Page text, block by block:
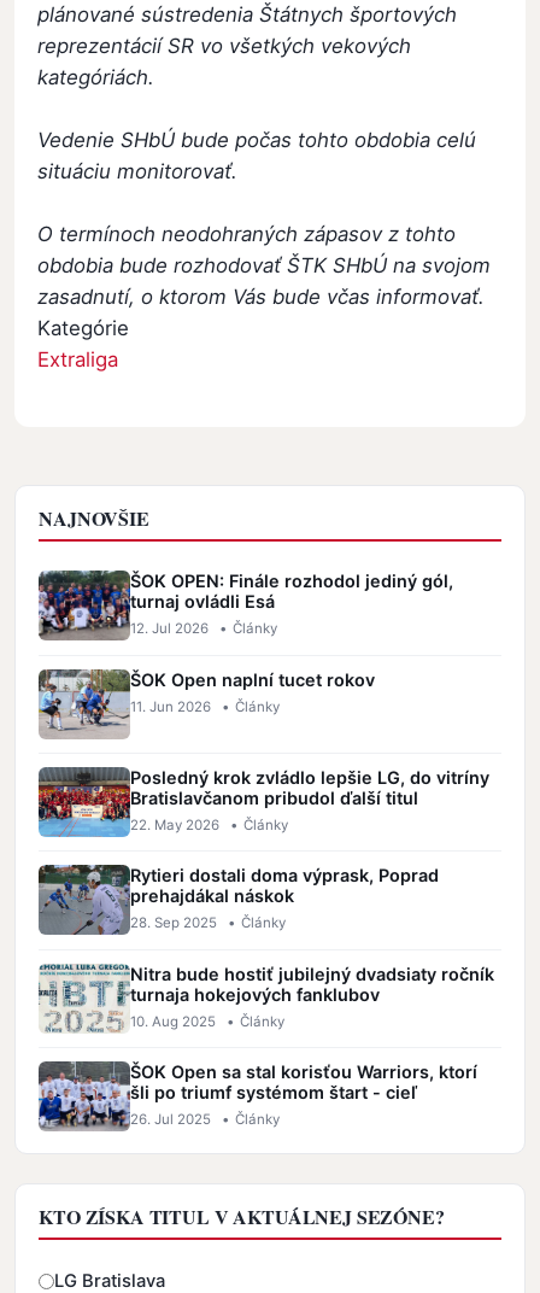
plánované sústredenia Štátnych športových
reprezentácií SR vo všetkých vekových
kategóriách.
Vedenie SHbÚ bude počas tohto obdobia celú
situáciu monitorovať.
O termínoch neodohraných zápasov z tohto
obdobia bude rozhodovať ŠTK SHbÚ na svojom
zasadnutí, o ktorom Vás bude včas informovať.
Kategórie
Extraliga
NAJNOVŠIE
ŠOK OPEN: Finále rozhodol jediný gól,
turnaj ovládli Esá
12. Jul 2026 • Články
ŠOK Open naplní tucet rokov
11. Jun 2026 • Články
Posledný krok zvládlo lepšie LG, do vitríny
Bratislavčanom pribudol ďalší titul
22. May 2026 • Články
Rytieri dostali doma výprask, Poprad
prehajdákal náskok
28. Sep 2025 • Články
Nitra bude hostiť jubilejný dvadsiaty ročník
turnaja hokejových fanklubov
10. Aug 2025 • Články
ŠOK Open sa stal korisťou Warriors, ktorí
šli po triumf systémom štart - cieľ
26. Jul 2025 • Články
KTO ZÍSKA TITUL V AKTUÁLNEJ SEZÓNE?
Odpovede
LG Bratislava